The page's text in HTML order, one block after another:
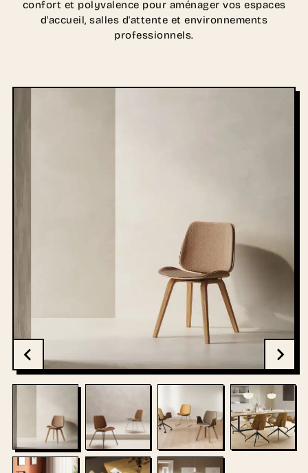
confort et polyvalence pour aménager vos espaces
d'accueil, salles d'attente et environnements
professionnels.